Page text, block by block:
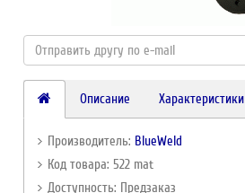
Описание Характеристики
Производитель: BlueWeld
Код товара: 522 mat
Доступность: Предзаказ